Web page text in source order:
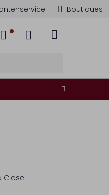
Boutiques
Close